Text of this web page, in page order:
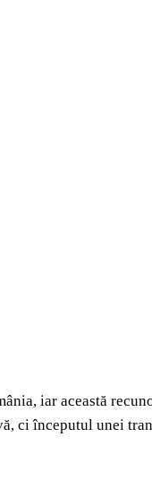
iar această
ci începutul unei